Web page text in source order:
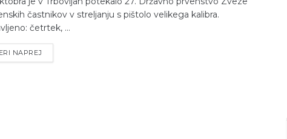
častnikov v streljanju s pištolo velikega kalibra.
četrtek, ...
NAPREJ